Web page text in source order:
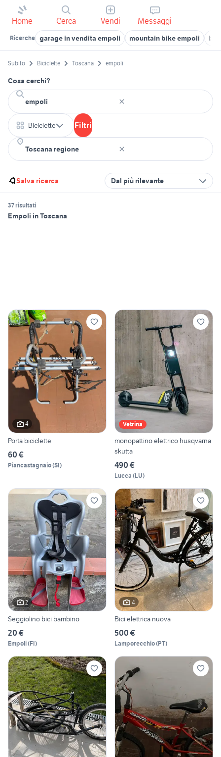
Home Cerca Vendi Messaggi
Ricerche garage in vendita empoli mountain bike empoli
Subito Biciclette Toscana empoli
Cosa cerchi?
Biciclette Filtri
Salva ricerca Dal più rilevante
37 risultati
Empoli in Toscana
4
Porta biciclette
60 €
Piancastagnaio(SI)
Vetrina
monopattino elettrico husqvarna
skutta
490 €
Lucca (LU)
2
Seggiolino bici bambino
20 €
Empoli(FI)
4
Bici elettrica nuova
500 €
Lamporecchio(PT)